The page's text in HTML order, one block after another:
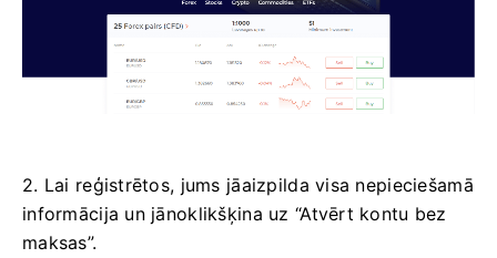
2. Lai reģistrētos, jums jāaizpilda visa nepieciešamā
informācija un jānoklikšķina uz “Atvērt kontu bez
maksas”.